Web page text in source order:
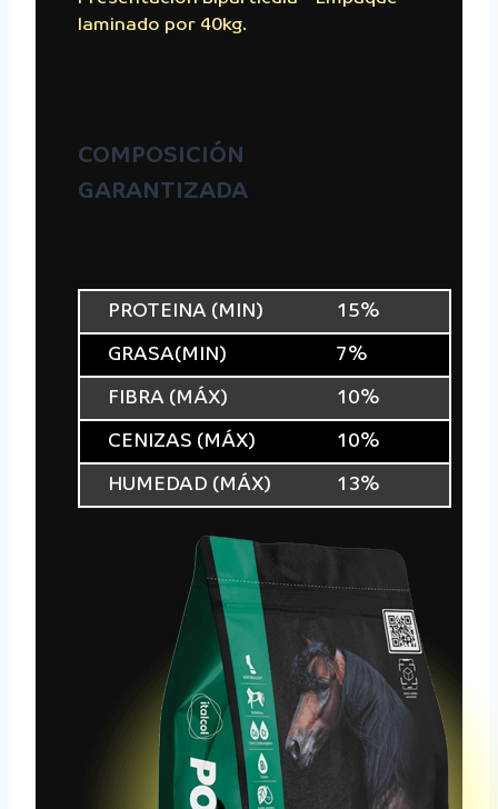
laminado por 40kg.
COMPOSICIÓN
GARANTIZADA
PROTEINA (MIN) 15%
GRASA(MIN) 7%
FIBRA (MÁX) 10%
CENIZAS (MÁX) 10%
HUMEDAD (MÁX) 13%